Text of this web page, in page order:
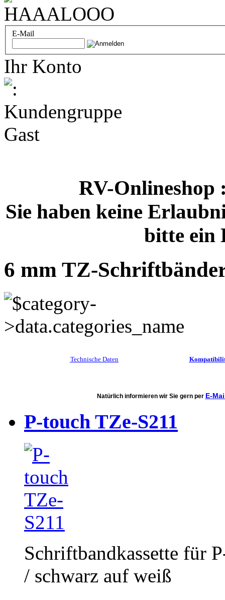
E-Mail
Ihr Konto
RV-Onlineshop
Sie haben keine
bitte ein
6 mm TZ-
Technische Daten
Natürlich informieren wir Sie gern per E-
P-touch TZe-S211
Schriftbandkassette für
/ schwarz auf weiß